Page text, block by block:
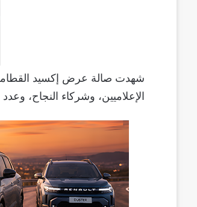
شهدت صالة عرض إكسيد
الإعلاميين، وشركاء النجاح،